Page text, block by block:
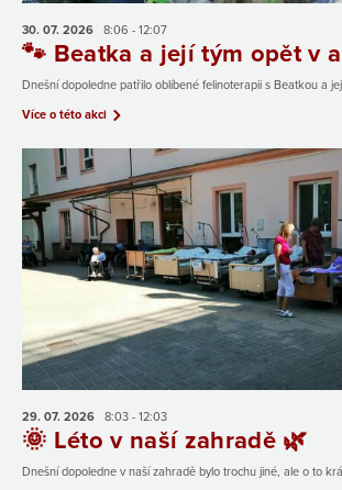
30. 07. 2026 8:06 - 12:07
🐾 Beatka a její tým opět v
Dnešní dopoledne patřilo oblíbené felinoterapii s Beatkou a
Více o této akci
29. 07. 2026 8:03 - 12:03
🌞 Léto v naší zahradě 🌿
Dnešní dopoledne v naší zahradě bylo trochu jiné, ale o to